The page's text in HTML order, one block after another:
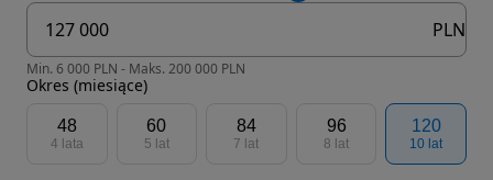
PLN
Min. 6 000 PLN - Maks. 200 000 PLN
Okres (miesiące)
48
4 lata
60
5 lat
84
7 lat
96
8 lat
120
10 lat